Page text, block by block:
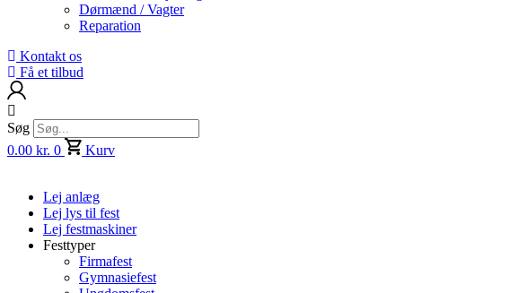
Dørmænd / Vagter
Reparation
Kontakt os
Få et tilbud
Søg
0.00 kr. 0 Kurv
Lej anlæg
Lej lys til fest
Lej festmaskiner
Festtyper
Firmafest
Gymnasiefest